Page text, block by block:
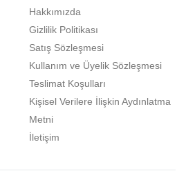
Hakkımızda
Gizlilik Politikası
Satış Sözleşmesi
Kullanım ve Üyelik Sözleşmesi
Teslimat Koşulları
Kişisel Verilere İlişkin Aydınlatma
Metni
İletişim